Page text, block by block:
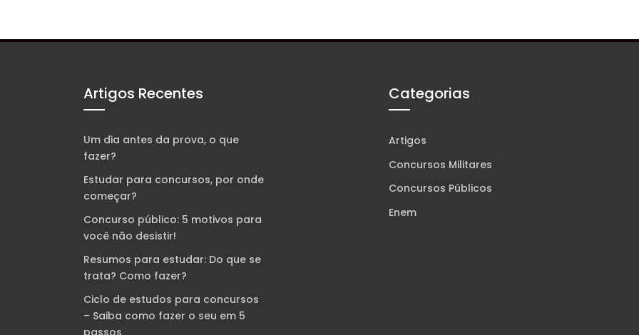
Artigos Recentes
Um dia antes da prova, o que
fazer?
Estudar para concursos, por onde
começar?
Concurso público: 5 motivos para
você não desistir!
Resumos para estudar: Do que se
trata? Como fazer?
Ciclo de estudos para concursos
– Saiba como fazer o seu em 5
Categorias
Artigos
Concursos Militares
Concursos Públicos
Enem